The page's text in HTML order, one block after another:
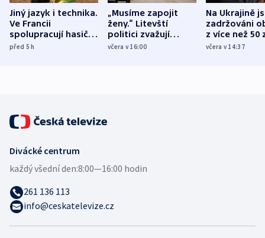
Jiný jazyk i technika.
Ve Francii
spolupracují hasiči z
různých zemí
před 5h
„Musíme zapojit
ženy.“ Litevští
politici zvažují
dohodu o
včera v 16:00
Na Ukrajině
zadržováni
z více než 50
Bojovali na
včera v 14:37
Divácké centrum
každý všední den:8:00—16:00 hodin
261 136 113
info@ceskatelevize.cz